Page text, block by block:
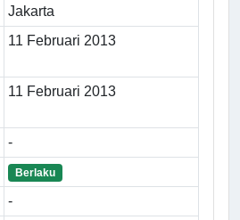
Jakarta
11 Februari 2013
11 Februari 2013
-
Berlaku
-